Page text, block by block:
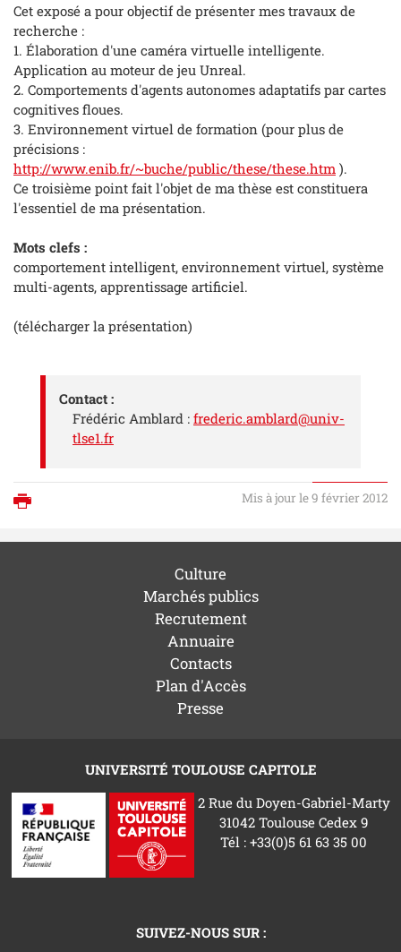
Cet exposé a pour objectif de présenter mes travaux de
recherche :
1. Élaboration d'une caméra virtuelle intelligente.
Application au moteur de jeu Unreal.
2. Comportements d'agents autonomes adaptatifs par cartes
cognitives floues.
3. Environnement virtuel de formation (pour plus de
précisions :
http://www.enib.fr/~buche/public/these/these.htm ).
Ce troisième point fait l'objet de ma thèse est constituera
l'essentiel de ma présentation.
Mots clefs :
comportement intelligent, environnement virtuel, système
multi-agents, apprentissage artificiel.
(télécharger la présentation)
Contact :
Frédéric Amblard : frederic.amblard@univ-
tlse1.fr
Mis à jour le 9 février 2012
Culture
Marchés publics
Recrutement
Annuaire
Contacts
Plan d'Accès
Presse
UNIVERSITÉ TOULOUSE CAPITOLE
2 Rue du Doyen-Gabriel-Marty
31042 Toulouse Cedex 9
Tél : +33(0)5 61 63 35 00
SUIVEZ-NOUS SUR :